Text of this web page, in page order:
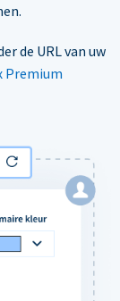
de URL van uw
Premium